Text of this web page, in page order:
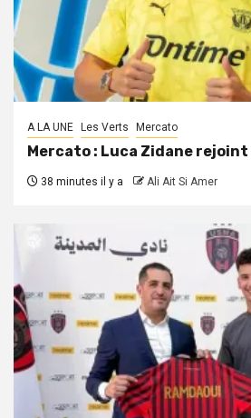
A LA UNE Les Verts Mercato
Mercato : Luca Zidane rejoint
38 minutes il y a Ali Ait Si Amer